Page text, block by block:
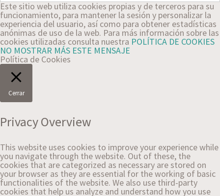
Este sitio web utiliza cookies propias y de terceros para su
funcionamiento, para mantener la sesión y personalizar la
experiencia del usuario, así como para obtener estadísticas
anónimas de uso de la web. Para más información sobre las
cookies utilizadas consulta nuestra POLÍTICA DE COOKIES
NO MOSTRAR MÁS ESTE MENSAJE
Política de Cookies
Cerrar
Privacy Overview
This website uses cookies to improve your experience while
you navigate through the website. Out of these, the
cookies that are categorized as necessary are stored on
your browser as they are essential for the working of basic
functionalities of the website. We also use third-party
cookies that help us analyze and understand how you use